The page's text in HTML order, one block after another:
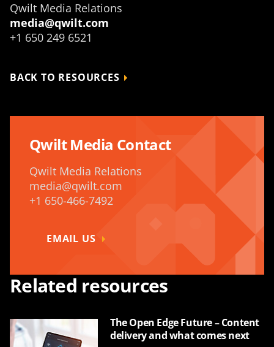
Qwilt Media Relations
media@qwilt.com
+1 650 249 6521
BACK TO RESOURCES
Qwilt Media Contact
Qwilt Media Relations
media@qwilt.com
+1 650-466-7492
EMAIL US
Related resources
The Open Edge Future – Content
delivery and what comes next